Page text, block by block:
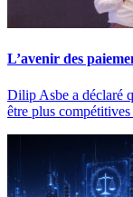
L’avenir des
Dilip Asbe a déclaré
être plus